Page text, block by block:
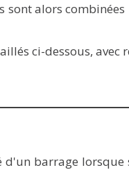
alors
ci-dessous,
barrage lorsque